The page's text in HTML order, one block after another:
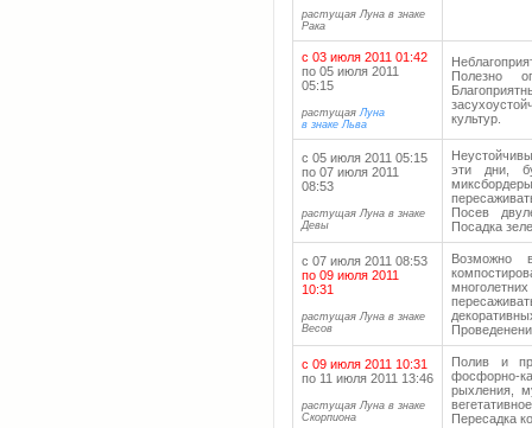
растущая Луна в знаке
Рака
с 03 июля 2011 01:42
по 05 июля 2011
05:15
растущаяЛуна
в знаке Льва
Полезно
культур.
с 05 июля 2011 05:15
по 07 июля 2011
08:53
растущая Луна в знаке
Девы
эти дни,
Посев
Посадка
с 07 июля 2011 08:53
по 09 июля 2011
10:31
растущая Луна в знаке
Весов
Возможно
с 09 июля 2011 10:31
по 11 июля 2011 13:46
растущая Луна в знаке
Скорпиона
Полив и
фосфорно-
рыхления,
Пересадка